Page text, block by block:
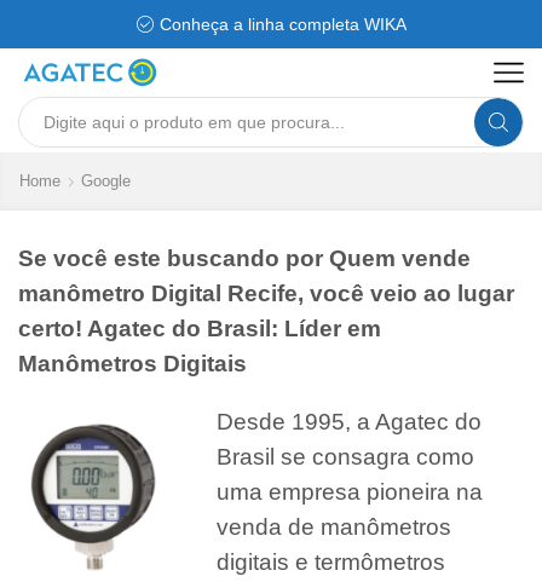
Conheça a linha completa WIKA
Search
Home Google
Se você este buscando por Quem vende
manômetro Digital Recife, você veio ao lugar
certo! Agatec do Brasil: Líder em
Manômetros Digitais
Desde 1995, a Agatec do
Brasil se consagra como
uma empresa pioneira na
venda de manômetros
digitais e termômetros